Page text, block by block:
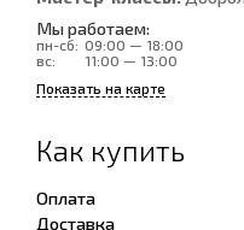
Мы работаем:
пн-сб: 09:00 — 18:00
вс:
11:00 — 13:00
Показать на карте
Как купить
Оплата
Доставка